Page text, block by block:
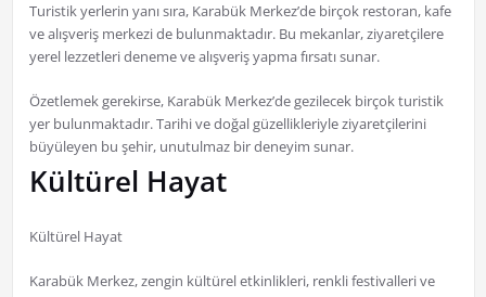
Turistik yerlerin yanı sıra, Karabük Merkez’de birçok restoran, kafe
ve alışveriş merkezi de bulunmaktadır. Bu mekanlar, ziyaretçilere
yerel lezzetleri deneme ve alışveriş yapma fırsatı sunar.
Özetlemek gerekirse, Karabük Merkez’de gezilecek birçok turistik
yer bulunmaktadır. Tarihi ve doğal güzellikleriyle ziyaretçilerini
büyüleyen bu şehir, unutulmaz bir deneyim sunar.
Kültürel Hayat
Kültürel Hayat
Karabük Merkez, zengin kültürel etkinlikleri, renkli festivalleri ve